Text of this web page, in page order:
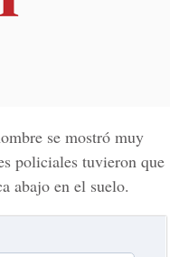
se mostró muy
policiales tuvieron que
abajo en el suelo.